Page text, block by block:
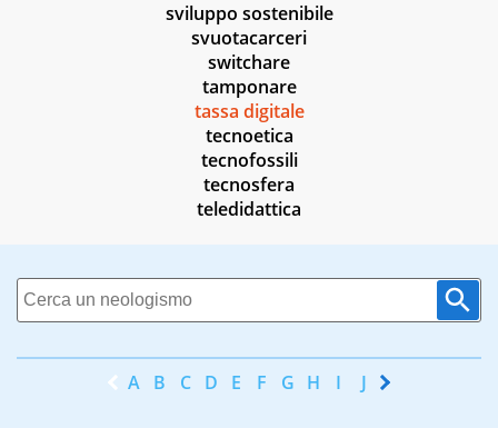
sviluppo sostenibile
svuotacarceri
switchare
tamponare
tassa digitale
tecnoetica
tecnofossili
tecnosfera
teledidattica
A B C D E F G H I J K